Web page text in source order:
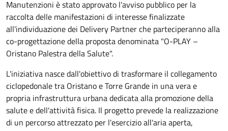
Manutenzioni è stato approvato l'avviso pubblico per la
raccolta delle manifestazioni di interesse finalizzate
all'individuazione dei Delivery Partner che parteciperanno alla
co-progettazione della proposta denominata "O-PLAY –
Oristano Palestra della Salute".
L'iniziativa nasce dall'obiettivo di trasformare il collegamento
ciclopedonale tra Oristano e Torre Grande in una vera e
propria infrastruttura urbana dedicata alla promozione della
salute e dell'attività fisica. Il progetto prevede la realizzazione
di un percorso attrezzato per l'esercizio all'aria aperta,